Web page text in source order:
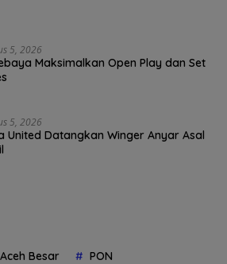
5, 2026
Maksimalkan Open Play dan Set
5, 2026
United Datangkan Winger Anyar Asal
Besar PON